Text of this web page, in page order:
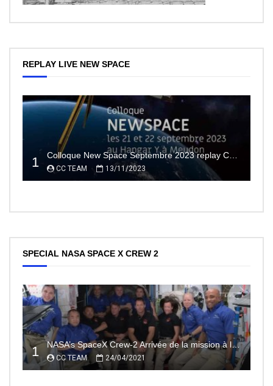
REPLAY LIVE NEW SPACE
1 CC TEAM 13/11/2023
SPECIAL NASA SPACE X CREW 2
1 NASA’s SpaceX Crew-2 Arrivée de la mission à la Station Spatiale Internationale Partie2
CC TEAM 24/04/2021